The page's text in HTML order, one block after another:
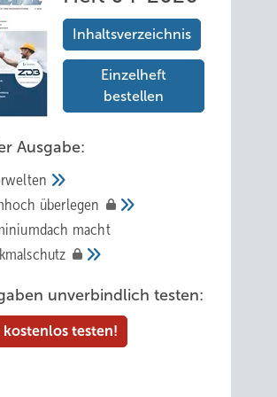
Inhaltsverzeichnis
Einzelheft
bestellen
Ausgabe:
überlegen
macht
unverbindlich testen:
testen!